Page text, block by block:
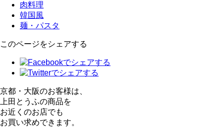
肉料理
韓国風
麺・パスタ
このページをシェアする
京都・大阪のお客様は、
上田とうふの商品を
お近くのお店でも
お買い求めできます。